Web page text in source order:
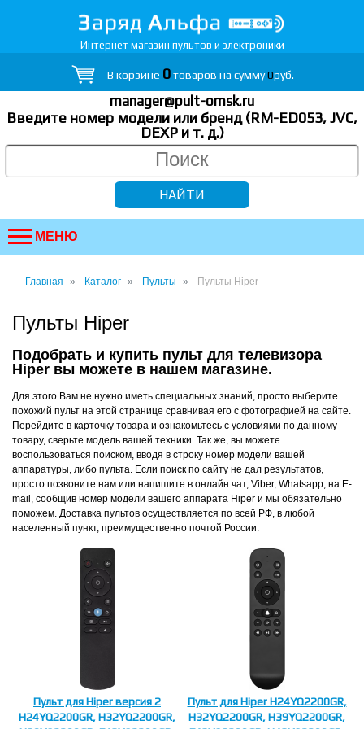
Интернет магазин пультов и электроники
В корзине 0товаров на сумму0руб.
manager@pult-omsk.ru
Введите номер модели или бренд (RM-ED053, JVC,
DEXP и т. д.)
МЕНЮ
Главная Каталог Пульты Пульты Hiper
Пульты Hiper
Подобрать и купить пульт для телевизора
Hiper вы можете в нашем магазине.
Для этого Вам не нужно иметь специальных знаний, просто выберите
похожий пульт на этой странице сравнивая его с фотографией на сайте.
Перейдите в карточку товара и ознакомьтесь с условиями по данному
товару, сверьте модель вашей техники. Так же, вы можете
воспользоваться поиском, вводя в строку номер модели вашей
аппаратуры, либо пульта. Если поиск по сайту не дал результатов,
просто позвоните нам или напишите в онлайн чат, Viber, Whatsapp, на E-
mail, сообщив номер модели вашего аппарата Hiper и мы обязательно
поможем. Доставка пультов осуществляется по всей РФ, в любой
населенный пункт, преимущественно почтой России.
Пульт для Hiper версия 2
H24YQ2200GR, H32YQ2200GR,
Пульт для Hiper H24YQ2200GR,
H32YQ2200GR, H39YQ2200GR,